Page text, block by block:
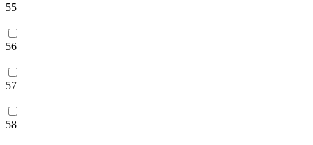
55
56
57
58